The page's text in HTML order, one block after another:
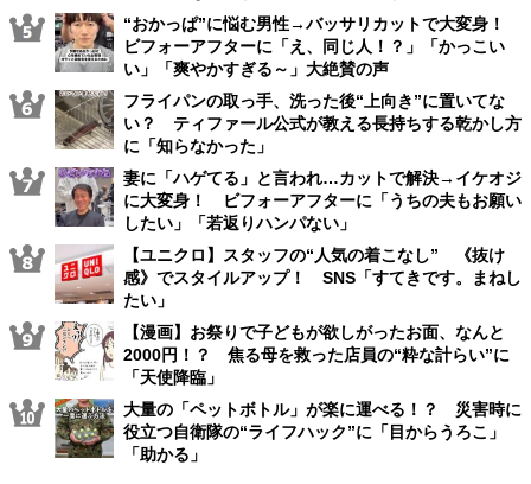
“おかっぱ”に悩む男性→バッサリカットで大変身！
ビフォーアフターに「え、同じ人！？」「かっこい
い」「爽やかすぎる～」大絶賛の声
フライパンの取っ手、洗った後“上向き”に置いてな
い？ ティファール公式が教える長持ちする乾かし方
に「知らなかった」
妻に「ハゲてる」と言われ…カットで解決→イケオジ
に大変身！ ビフォーアフターに「うちの夫もお願い
したい」「若返りハンパない」
【ユニクロ】スタッフの“人気の着こなし” 《抜け
感》でスタイルアップ！ SNS「すてきです。まねし
たい」
【漫画】お祭りで子どもが欲しがったお面、なんと
2000円！？ 焦る母を救った店員の“粋な計らい”に
「天使降臨」
大量の「ペットボトル」が楽に運べる！？ 災害時に
役立つ自衛隊の“ライフハック”に「目からうろこ」
「助かる」